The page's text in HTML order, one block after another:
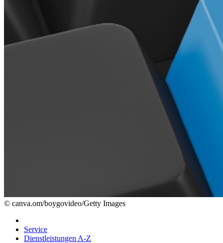
© canva.om/boygovideo/Getty Images
Service
Dienstleistungen A-Z